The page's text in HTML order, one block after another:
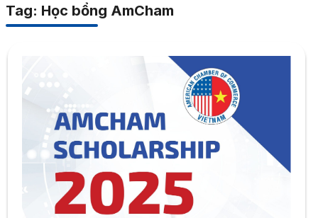
Tag: Học bổng AmCham